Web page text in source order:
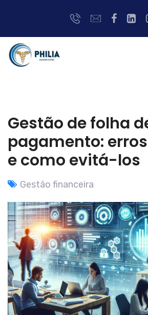
Gestão de folha
pagamento:
e como evitá-los
Gestão financeira